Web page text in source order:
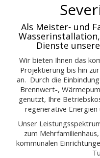
Als Meister- und
Dienste
Wir bieten Ihnen das
Projektierung bis hin
an. Durch die
Brennwert-,
genutzt, Ihre
regenerative Energien
Unser
zum
kommunalen